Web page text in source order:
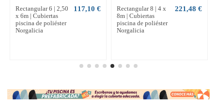
Rectangular 6 | 2,50
x 6m | Cubiertas
piscina de poliéster
Norgalicia
117,10 €
Rectangular 8 | 4 x
8m | Cubiertas
piscina de poliéster
Norgalicia
221,48 €